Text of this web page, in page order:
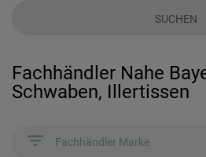
SUCHEN
Fachhändler Nahe
Schwaben, Illertissen
Fachhändler Marke